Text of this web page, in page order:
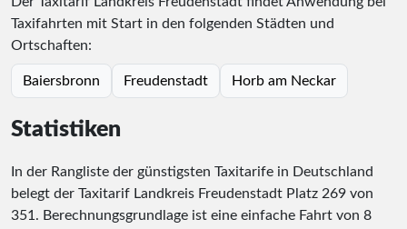
Taxifahrten mit Start in den folgenden Städten und
Ortschaften:
Baiersbronn Freudenstadt Horb am Neckar
Statistiken
In der Rangliste der günstigsten Taxitarife in Deutschland
belegt der Taxitarif Landkreis Freudenstadt Platz 269 von
351. Berechnungsgrundlage ist eine einfache Fahrt von 8